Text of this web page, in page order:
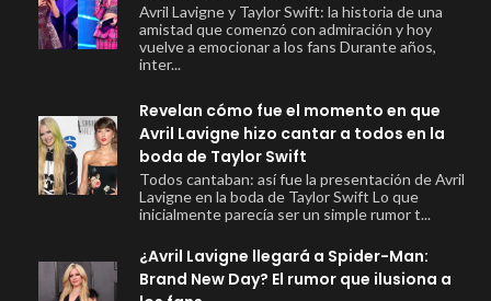
Avril Lavigne y Taylor Swift: la historia de una
amistad que comenzó con admiración y hoy
vuelve a emocionar a los fans Durante años,
inter...
Revelan cómo fue el momento en que
Avril Lavigne hizo cantar a todos en la
boda de Taylor Swift
Todos cantaban: así fue la presentación de Avril
Lavigne en la boda de Taylor Swift Lo que
inicialmente parecía ser un simple rumor t...
¿Avril Lavigne llegará a Spider-Man:
Brand New Day? El rumor que ilusiona a